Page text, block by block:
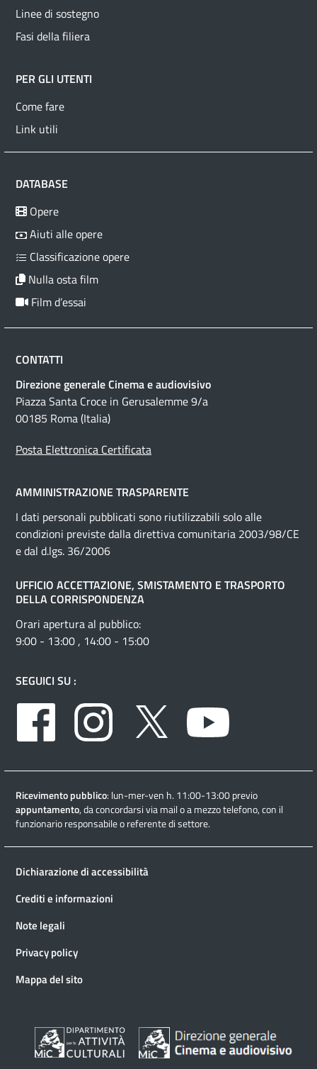
Linee di sostegno
Fasi della filiera
PER GLI UTENTI
Come fare
Link utili
DATABASE
Opere
Aiuti alle opere
Classificazione opere
Nulla osta film
Film d’essai
CONTATTI
Direzione generale Cinema e audiovisivo
Piazza Santa Croce in Gerusalemme 9/a
00185 Roma (Italia)
Posta Elettronica Certificata
AMMINISTRAZIONE TRASPARENTE
I dati personali pubblicati sono riutilizzabili solo alle
condizioni previste dalla direttiva comunitaria 2003/98/CE
e dal d.lgs. 36/2006
UFFICIO ACCETTAZIONE, SMISTAMENTO E TRASPORTO
DELLA CORRISPONDENZA
Orari apertura al pubblico:
9:00 - 13:00 , 14:00 - 15:00
SEGUICI SU :
Facebook
Instagram Twitter
Ricevimento pubblico: lun-mer-ven h. 11:00-13:00 previo
appuntamento, da concordarsi via mail o a mezzo telefono, con il
funzionario responsabile o referente di settore.
Dichiarazione di accessibilità
Crediti e informazioni
Note legali
Privacy policy
Mappa del sito